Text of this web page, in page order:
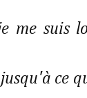
me suis
ce